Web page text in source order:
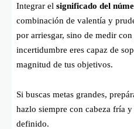
Integrar el significado del
combinación de valentía y
por arriesgar, sino de medir
incertidumbre eres capaz de
magnitud de tus objetivos.
Si buscas metas grandes,
hazlo siempre con cabeza fría
definido.